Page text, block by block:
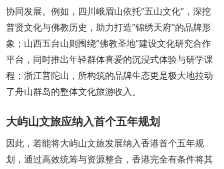
协同发展。例如，四川峨眉山依托“五山文化”，深挖
普贤文化与佛教历史，助力打造“锦绣天府”的品牌形
象；山西五台山则围绕“佛教圣地”建设文化研究合作
平台，同时推出年轻群体喜爱的沉浸式体验与研学课
程；浙江普陀山，所构筑的品牌生态更是极大地拉动
了舟山群岛的整体文化旅游收入。
大屿山文旅应纳入首个五年规划
因此，若能将大屿山文旅发展纳入香港首个五年规
划，通过高效统筹与资源整合，香港完全有条件将其